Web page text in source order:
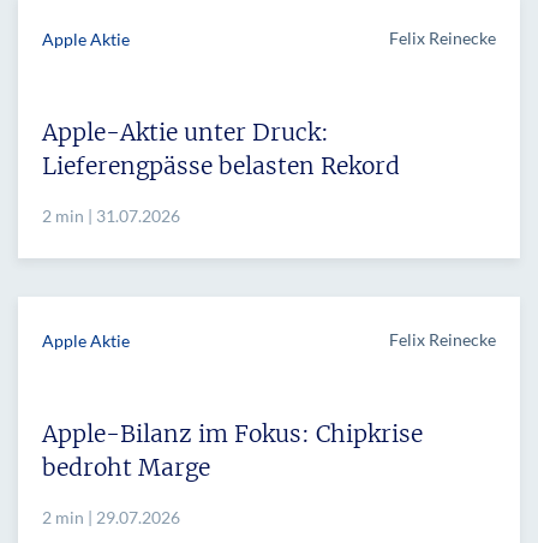
Apple Aktie Felix Reinecke
Apple-Aktie unter Druck:
Lieferengpässe belasten Rekord
2 min | 31.07.2026
Apple Aktie Felix Reinecke
Apple-Bilanz im Fokus: Chipkrise
bedroht Marge
2 min | 29.07.2026